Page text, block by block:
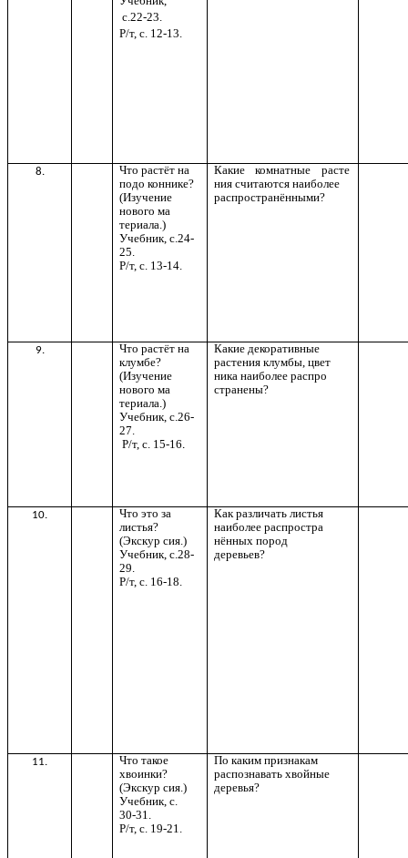
с.22-23.
Р/т, с. 12-13.
8.
Что растёт на
подо коннике?
(Изучение
нового ма
териала.)
Учебник, с.24-
25.
Р/т, с. 13-14.
Какие комнатные расте
ния считаются наиболее
распространёнными?
9.
Что растёт на
клумбе?
(Изучение
нового ма
териала.)
Учебник, с.26-
27.
Р/т, с. 15-16.
Какие декоративные
растения клумбы, цвет
ника наиболее распро
странены?
10.
Что это за
листья?
(Экскур сия.)
Учебник, с.28-
29.
Р/т, с. 16-18.
Как различать листья
наиболее распростра
нённых пород
деревьев?
11.
Что такое
хвоинки?
(Экскур сия.)
Учебник, с.
30-31.
Р/т, с. 19-21.
По каким признакам
распознавать хвойные
деревья?